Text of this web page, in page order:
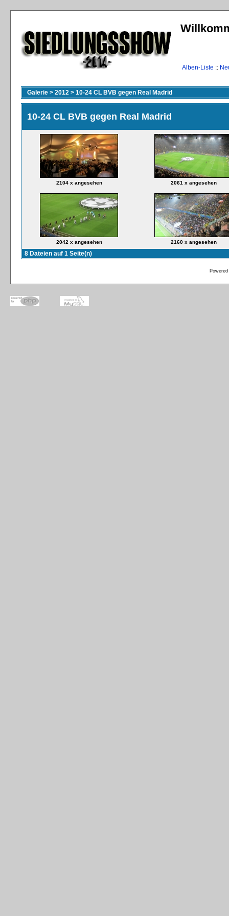
Alben-Liste ::
Galerie > 2012 > 10-24 CL BVB gegen Real Madrid
10-24 CL BVB gegen Real Madrid
2104 x angesehen 2061 x angesehen
2042 x angesehen 2160 x angesehen
8 Dateien auf 1 Seite(n)